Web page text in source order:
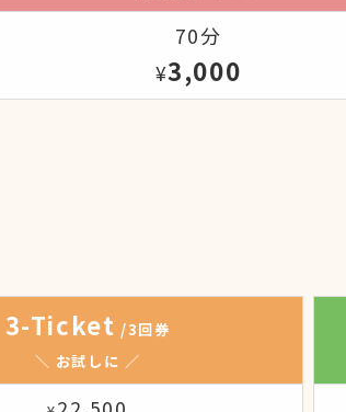
70分
¥3,000
3-Ticket /3回券
＼ お試しに ／